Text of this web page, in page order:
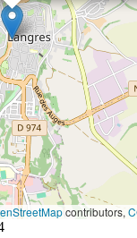
contributors,